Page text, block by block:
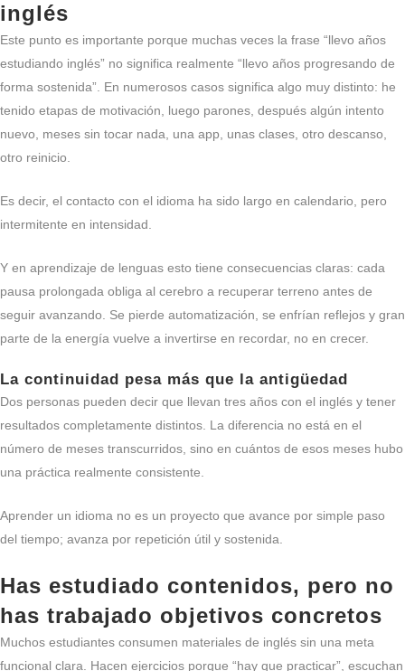
inglés
Este punto es importante porque muchas veces la frase “llevo años
estudiando inglés” no significa realmente “llevo años progresando de
forma sostenida”. En numerosos casos significa algo muy distinto: he
tenido etapas de motivación, luego parones, después algún intento
nuevo, meses sin tocar nada, una app, unas clases, otro descanso,
otro reinicio.
Es decir, el contacto con el idioma ha sido largo en calendario, pero
intermitente en intensidad.
Y en aprendizaje de lenguas esto tiene consecuencias claras: cada
pausa prolongada obliga al cerebro a recuperar terreno antes de
seguir avanzando. Se pierde automatización, se enfrían reflejos y gran
parte de la energía vuelve a invertirse en recordar, no en crecer.
La continuidad pesa más que la antigüedad
Dos personas pueden decir que llevan tres años con el inglés y tener
resultados completamente distintos. La diferencia no está en el
número de meses transcurridos, sino en cuántos de esos meses hubo
una práctica realmente consistente.
Aprender un idioma no es un proyecto que avance por simple paso
del tiempo; avanza por repetición útil y sostenida.
Has estudiado contenidos, pero no
has trabajado objetivos concretos
Muchos estudiantes consumen materiales de inglés sin una meta
funcional clara. Hacen ejercicios porque “hay que practicar”, escuchan